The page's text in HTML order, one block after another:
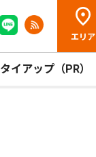
エリア
タイアップ（PR）